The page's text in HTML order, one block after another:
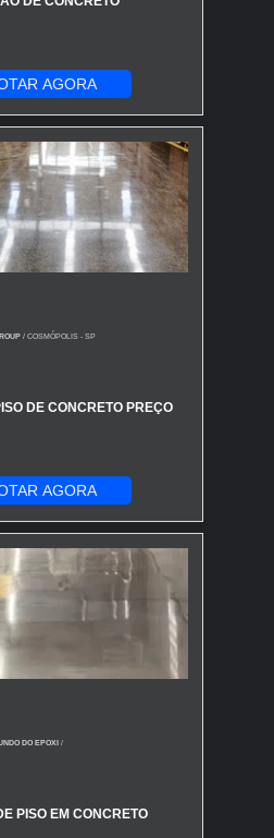
AGORA
/ COSMÓPOLIS - SP
DE CONCRETO PREÇO
AGORA
DO EPOXI /
PISO EM CONCRETO